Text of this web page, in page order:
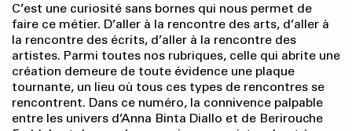
C’est une curiosité sans bornes qui nous permet de
faire ce métier. D’aller à la rencontre des arts, d’aller à
la rencontre des écrits, d’aller à la rencontre des
artistes. Parmi toutes nos rubriques, celle qui abrite une
création demeure de toute évidence une plaque
tournante, un lieu où tous ces types de rencontres se
rencontrent. Dans ce numéro, la connivence palpable
entre les univers d’Anna Binta Diallo et de Berirouche